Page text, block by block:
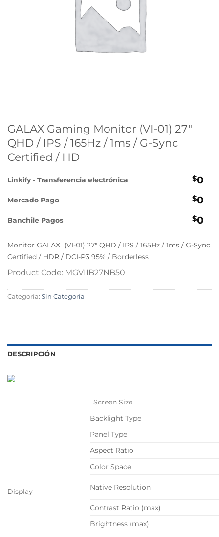
GALAX Gaming Monitor (VI-01) 27″
QHD / IPS / 165Hz / 1ms / G-Sync
Certified / HD
Linkify - Transferencia electrónica $0
Mercado Pago $0
Banchile Pagos $0
Monitor GALAX (VI-01) 27″ QHD / IPS / 165Hz / 1ms / G-Sync
Certified / HDR / DCI-P3 95% / Borderless
Product Code: MGVIIB27NB50
Categoría: Sin Categoría
DESCRIPCIÓN
Display
Screen Size
Backlight Type
Panel Type
Aspect Ratio
Color Space
Native Resolution
Contrast Ratio (max)
Brightness (max)